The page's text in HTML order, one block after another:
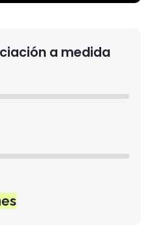
a medida